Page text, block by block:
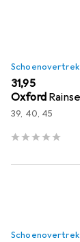
Schoenovertrek
EUR
31,95
Oxford
39, 40, 45
Schoenovertrek